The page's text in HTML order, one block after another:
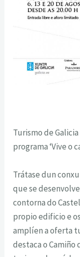
Turismo de
programa ‘Vive o
Trátase dun
que se
contorna do
propio edificio e
amplíen a oferta
destaca o Camiño